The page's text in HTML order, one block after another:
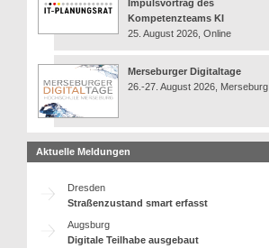
Impulsvortrag des
Kompetenzteams KI
25. August 2026, Online
Merseburger Digitaltage
26.-27. August 2026, Merseburg
Aktuelle Meldungen
Dresden
Straßenzustand smart erfasst
Augsburg
Digitale Teilhabe ausgebaut